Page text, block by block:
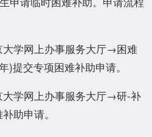
大学网上办事服务大厅→困难
)提交专项困难补助申请。
大学网上办事服务大厅→研-补
助申请。